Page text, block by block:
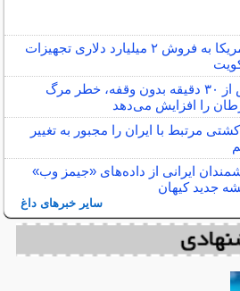
چراغ سبز آمریکا به فروش ۲ میلیارد دلاری تجهیزات
نشستن بیش از ۳۰ دقیقه بدون وقفه، خطر مرگ
را افزایش می‌دهد
سنتکام: 78 کشتی مرتبط با ایران را مجبور به تغییر
ایرانی از داده‌های «جیمز وب»
جدید کیهان
سایر خبرهای داغ